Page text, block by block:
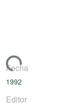
Fecha
1992
Editor